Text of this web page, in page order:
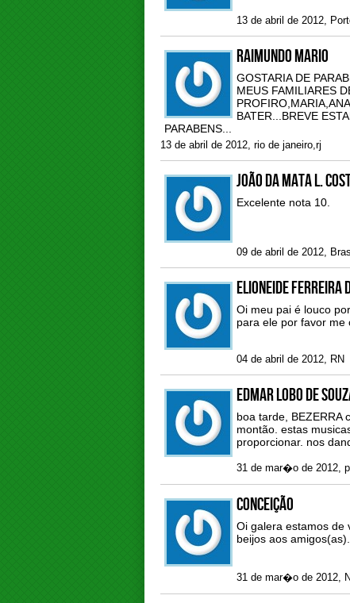
13 de abril de 2012,
raimundo mario
GOSTARIA DE
MEUS FAMILIARES
BATER...BREVE
PARABENS...
13 de abril de 2012, rio de janeiro,rj
JOÃO DA MATA L.
Excelente nota 10.
09 de abril de 2012,
Elioneide Ferreira
Oi meu pai é louco
para ele por favor me
04 de abril de 2012, RN
Edmar lobo de
boa tarde, BEZERRA
montão. estas
proporcionar. nos
31 de mar�o de 2012,
CONCEIÇÃO
Oi galera estamos de
beijos aos amigos(as).
31 de mar�o de 2012,